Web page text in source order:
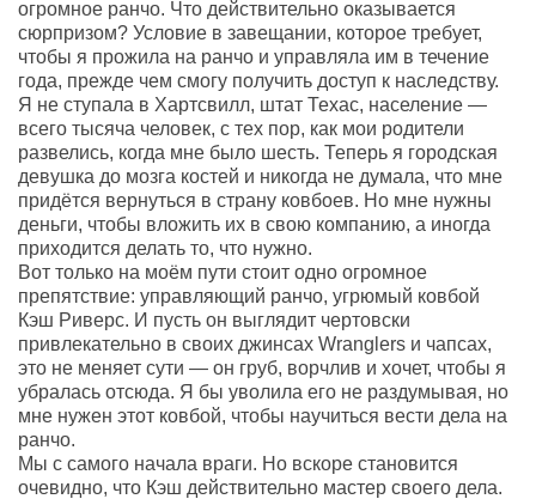
огромное ранчо. Что действительно оказывается
сюрпризом? Условие в завещании, которое требует,
чтобы я прожила на ранчо и управляла им в течение
года, прежде чем смогу получить доступ к наследству.
Я не ступала в Хартсвилл, штат Техас, население —
всего тысяча человек, с тех пор, как мои родители
развелись, когда мне было шесть. Теперь я городская
девушка до мозга костей и никогда не думала, что мне
придётся вернуться в страну ковбоев. Но мне нужны
деньги, чтобы вложить их в свою компанию, а иногда
приходится делать то, что нужно.
Вот только на моём пути стоит одно огромное
препятствие: управляющий ранчо, угрюмый ковбой
Кэш Риверс. И пусть он выглядит чертовски
привлекательно в своих джинсах Wranglers и чапсах,
это не меняет сути — он груб, ворчлив и хочет, чтобы я
убралась отсюда. Я бы уволила его не раздумывая, но
мне нужен этот ковбой, чтобы научиться вести дела на
ранчо.
Мы с самого начала враги. Но вскоре становится
очевидно, что Кэш действительно мастер своего дела.